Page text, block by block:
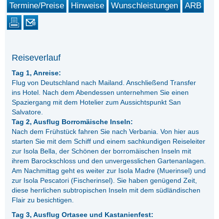
Termine/Preise
Hinweise Wunschleistungen ARB
Reiseverlauf
Tag 1, Anreise:
Flug von Deutschland nach Mailand. Anschließend Transfer
ins Hotel. Nach dem Abendessen unternehmen Sie einen
Spaziergang mit dem Hotelier zum Aussichtspunkt San
Salvatore.
Tag 2, Ausflug Borromäische Inseln:
Nach dem Frühstück fahren Sie nach Verbania. Von hier aus
starten Sie mit dem Schiff und einem sachkundigen Reiseleiter
zur Isola Bella, der Schönen der borromäischen Inseln mit
ihrem Barockschloss und den unvergesslichen Gartenanlagen.
Am Nachmittag geht es weiter zur Isola Madre (Muerinsel) und
zur Isola Pescatori (Fischerinsel). Sie haben genügend Zeit,
diese herrlichen subtropischen Inseln mit dem südländischen
Flair zu besichtigen.
Tag 3, Ausflug Ortasee und Kastanienfest: